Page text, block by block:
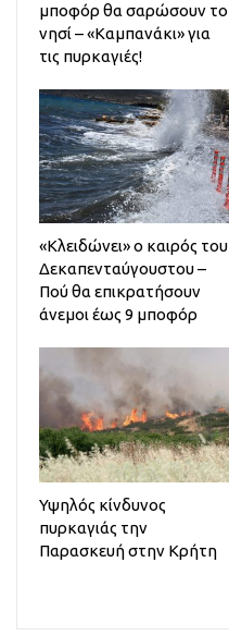
μποφόρ θα σαρώσουν το
νησί – «Καμπανάκι» για
τις πυρκαγιές!
«Κλειδώνει» ο καιρός του
Δεκαπενταύγουστου –
Πού θα επικρατήσουν
άνεμοι έως 9 μποφόρ
Υψηλός κίνδυνος
πυρκαγιάς την
Παρασκευή στην Κρήτη